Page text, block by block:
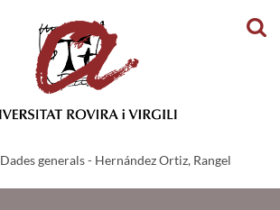
Dades generals - Hernández Ortiz, Rangel